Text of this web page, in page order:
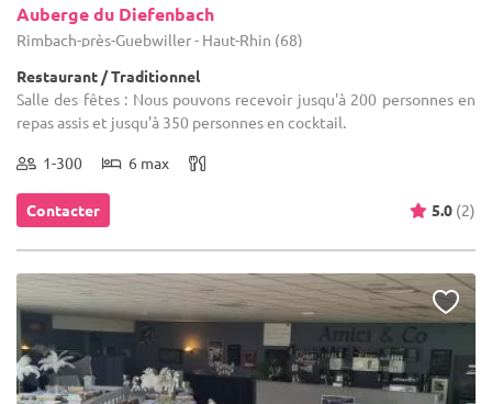
Auberge du Diefenbach
Rimbach-près-Guebwiller - Haut-Rhin (68)
Restaurant / Traditionnel
Salle des fêtes : Nous pouvons recevoir jusqu'à 200 personnes en
repas assis et jusqu'à 350 personnes en cocktail.
1-300 6 max
Contacter 5.0 (2)